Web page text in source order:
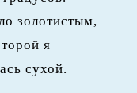
золотистым,
я
сухой.